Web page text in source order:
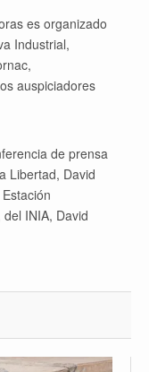
es organizado
Industrial,
auspiciadores
de prensa
Libertad, David
INIA, David